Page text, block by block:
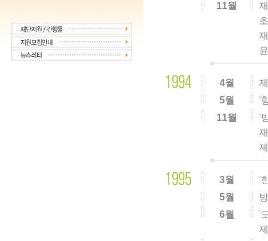
11월
4월
5월
'
11월
'
3월
'
5월
6월
'